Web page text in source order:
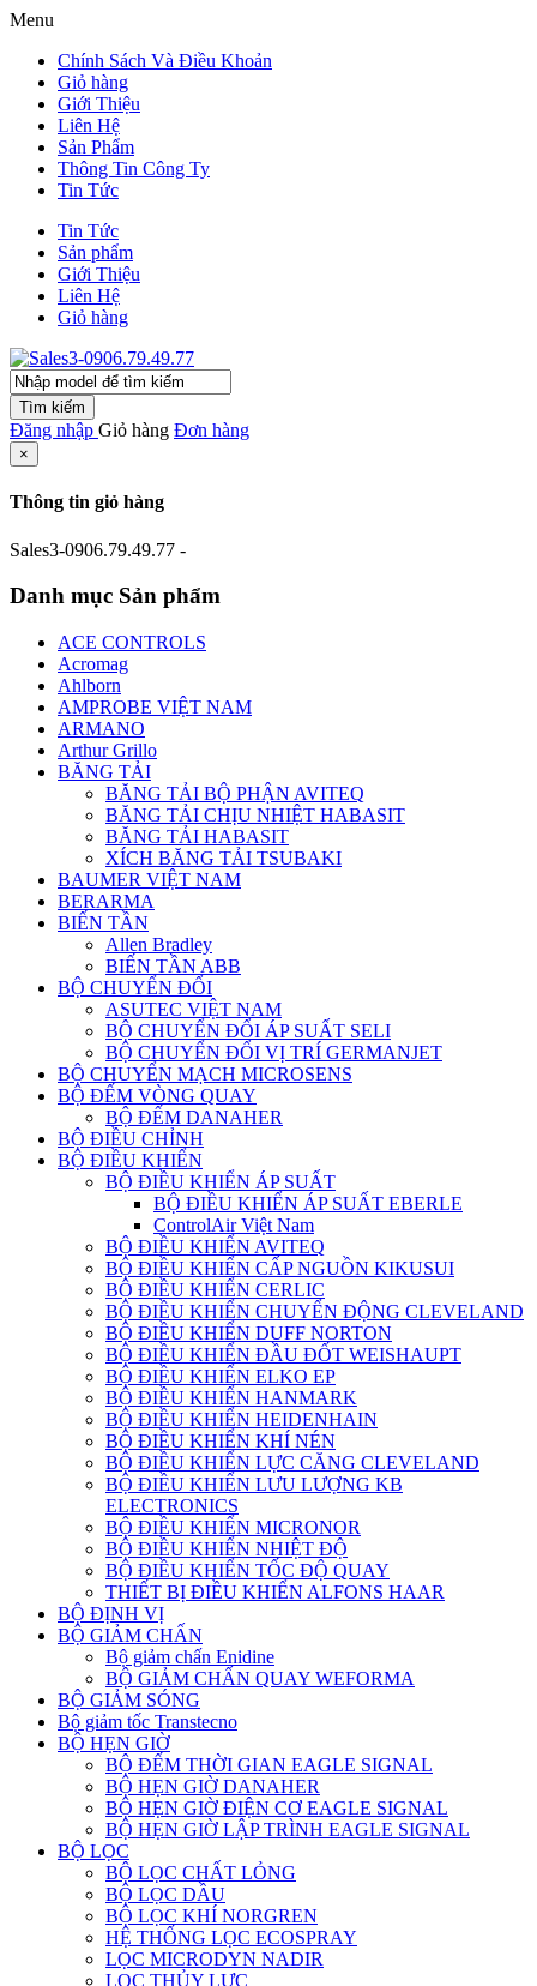
Menu
Chính Sách Và Điều Khoản
Giỏ hàng
Giới Thiệu
Liên Hệ
Sản Phẩm
Thông Tin Công Ty
Tin Tức
Tin Tức
Sản phẩm
Giới Thiệu
Liên Hệ
Giỏ hàng
Tìm kiếm
Đăng nhập Giỏ hàng Đơn hàng
×
Thông tin giỏ hàng
Sales3-0906.79.49.77 -
Danh mục Sản phẩm
ACE CONTROLS
Acromag
Ahlborn
AMPROBE VIỆT NAM
ARMANO
Arthur Grillo
BĂNG TẢI
BĂNG TẢI BỘ PHẬN AVITEQ
BĂNG TẢI CHỊU NHIỆT HABASIT
BĂNG TẢI HABASIT
XÍCH BĂNG TẢI TSUBAKI
BAUMER VIỆT NAM
BERARMA
BIẾN TẦN
Allen Bradley
BIẾN TẦN ABB
BỘ CHUYỂN ĐỔI
ASUTEC VIỆT NAM
BỘ CHUYỂN ĐỔI ÁP SUẤT SELI
BỘ CHUYỂN ĐỔI VỊ TRÍ GERMANJET
BỘ CHUYỂN MẠCH MICROSENS
BỘ ĐẾM VÒNG QUAY
BỘ ĐẾM DANAHER
BỘ ĐIỀU CHỈNH
BỘ ĐIỀU KHIỂN
BỘ ĐIỀU KHIỂN ÁP SUẤT
BỘ ĐIỀU KHIỂN ÁP SUẤT EBERLE
ControlAir Việt Nam
BỘ ĐIỀU KHIỂN AVITEQ
BỘ ĐIỀU KHIỂN CẤP NGUỒN KIKUSUI
BỘ ĐIỀU KHIỂN CERLIC
BỘ ĐIỀU KHIỂN CHUYỂN ĐỘNG CLEVELAND
BỘ ĐIỀU KHIỂN DUFF NORTON
BỘ ĐIỀU KHIỂN ĐẦU ĐỐT WEISHAUPT
BỘ ĐIỀU KHIỂN ELKO EP
BỘ ĐIỀU KHIỂN HANMARK
BỘ ĐIỀU KHIỂN HEIDENHAIN
BỘ ĐIỀU KHIỂN KHÍ NÉN
BỘ ĐIỀU KHIỂN LỰC CĂNG CLEVELAND
BỘ ĐIỀU KHIỂN LƯU LƯỢNG KB
ELECTRONICS
BỘ ĐIỀU KHIỂN MICRONOR
BỘ ĐIỀU KHIỂN NHIỆT ĐỘ
BỘ ĐIỀU KHIỂN TỐC ĐỘ QUAY
THIẾT BỊ ĐIỀU KHIỂN ALFONS HAAR
BỘ ĐỊNH VỊ
BỘ GIẢM CHẤN
Bộ giảm chấn Enidine
BỘ GIẢM CHẤN QUAY WEFORMA
BỘ GIẢM SÓNG
Bộ giảm tốc Transtecno
BỘ HẸN GIỜ
BỘ ĐẾM THỜI GIAN EAGLE SIGNAL
BỘ HẸN GIỜ DANAHER
BỘ HẸN GIỜ ĐIỆN CƠ EAGLE SIGNAL
BỘ HẸN GIỜ LẬP TRÌNH EAGLE SIGNAL
BỘ LỌC
BỘ LỌC CHẤT LỎNG
BỘ LỌC DẦU
BỘ LỌC KHÍ NORGREN
HỆ THỐNG LỌC ECOSPRAY
LỌC MICRODYN NADIR
LỌC THỦY LỰC